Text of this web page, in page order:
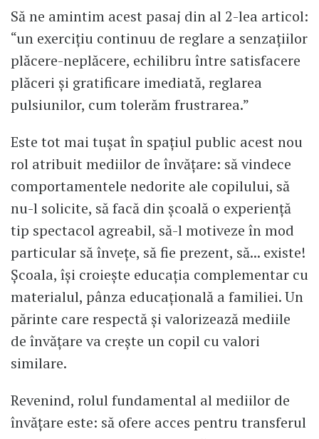
Să ne amintim acest pasaj din al 2-lea articol:
“un exercițiu continuu de reglare a senzațiilor
plăcere-neplăcere, echilibru între satisfacere
plăceri și gratificare imediată, reglarea
pulsiunilor, cum tolerăm frustrarea.”
Este tot mai tușat în spațiul public acest nou
rol atribuit mediilor de învățare: să vindece
comportamentele nedorite ale copilului, să
nu-l solicite, să facă din școală o experiență
tip spectacol agreabil, să-l motiveze în mod
particular să învețe, să fie prezent, să... existe!
Școala, își croiește educația complementar cu
materialul, pânza educațională a familiei. Un
părinte care respectă și valorizează mediile
de învățare va crește un copil cu valori
similare.
Revenind, rolul fundamental al mediilor de
învățare este: să ofere acces pentru transferul